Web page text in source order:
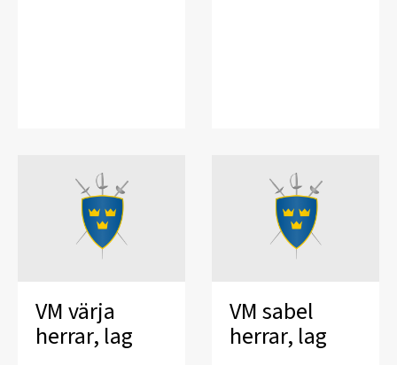
VM värja
herrar, lag
VM sabel
herrar, lag